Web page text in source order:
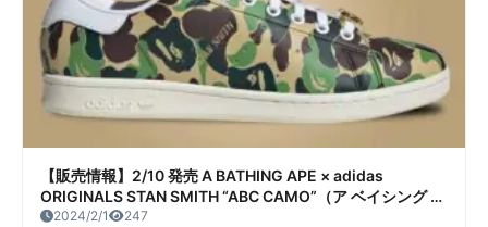
【販売情報】2/10 発売 A BATHING APE × adidas
ORIGINALS STAN SMITH “ABC CAMO”（ア ベイシング エ
イプ × アディダス オリジナルス スタンスミス “ABC カ
2024/2/1 247